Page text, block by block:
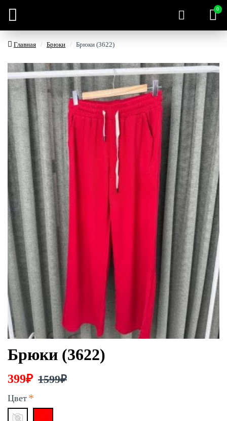
0
Главная Брюки Брюки (3622)
Брюки (3622)
399₽ 1599₽
Цвет